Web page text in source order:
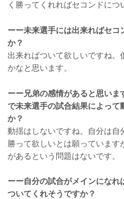
く勝ってくれればセコンドにつ
ーー未来選手には出来ればセコ
か？
出来ればついて欲しいですね。
かなと思います。
ーー兄弟の感情があると思いま
で未来選手の試合結果によって
か？
動揺はしないですね。自分は自
勝って欲しいとは願っています
があるという問題はないです。
ーー自分の試合がメインになれ
ついてくれそうですか？